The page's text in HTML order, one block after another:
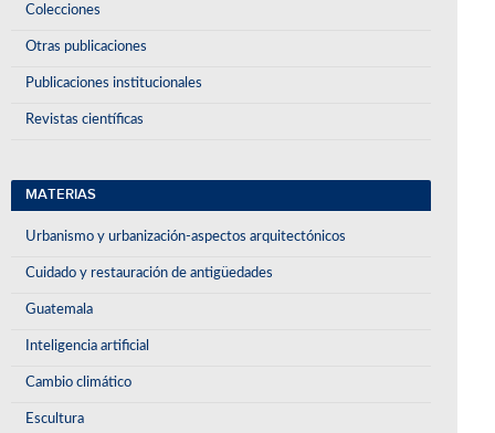
Colecciones
Otras publicaciones
Publicaciones institucionales
Revistas científicas
MATERIAS
Urbanismo y urbanización-aspectos arquitectónicos
Cuidado y restauración de antigüedades
Guatemala
Inteligencia artificial
Cambio climático
Escultura